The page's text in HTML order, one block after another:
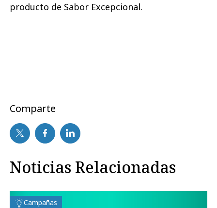
producto de Sabor Excepcional.
Comparte
Noticias Relacionadas
Campañas